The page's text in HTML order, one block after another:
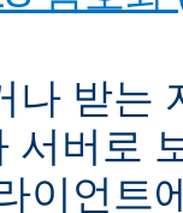
나 받는
서버로
이언트